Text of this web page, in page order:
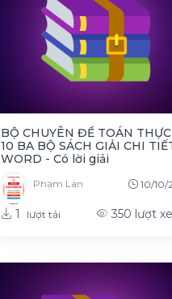
BỘ CHUYÊN ĐỀ TOÁN
10 BA BỘ SÁCH GIẢI CHI
WORD - Có lời giải
Phạm Lan 10/10/
1 lượt tải 350 lượt